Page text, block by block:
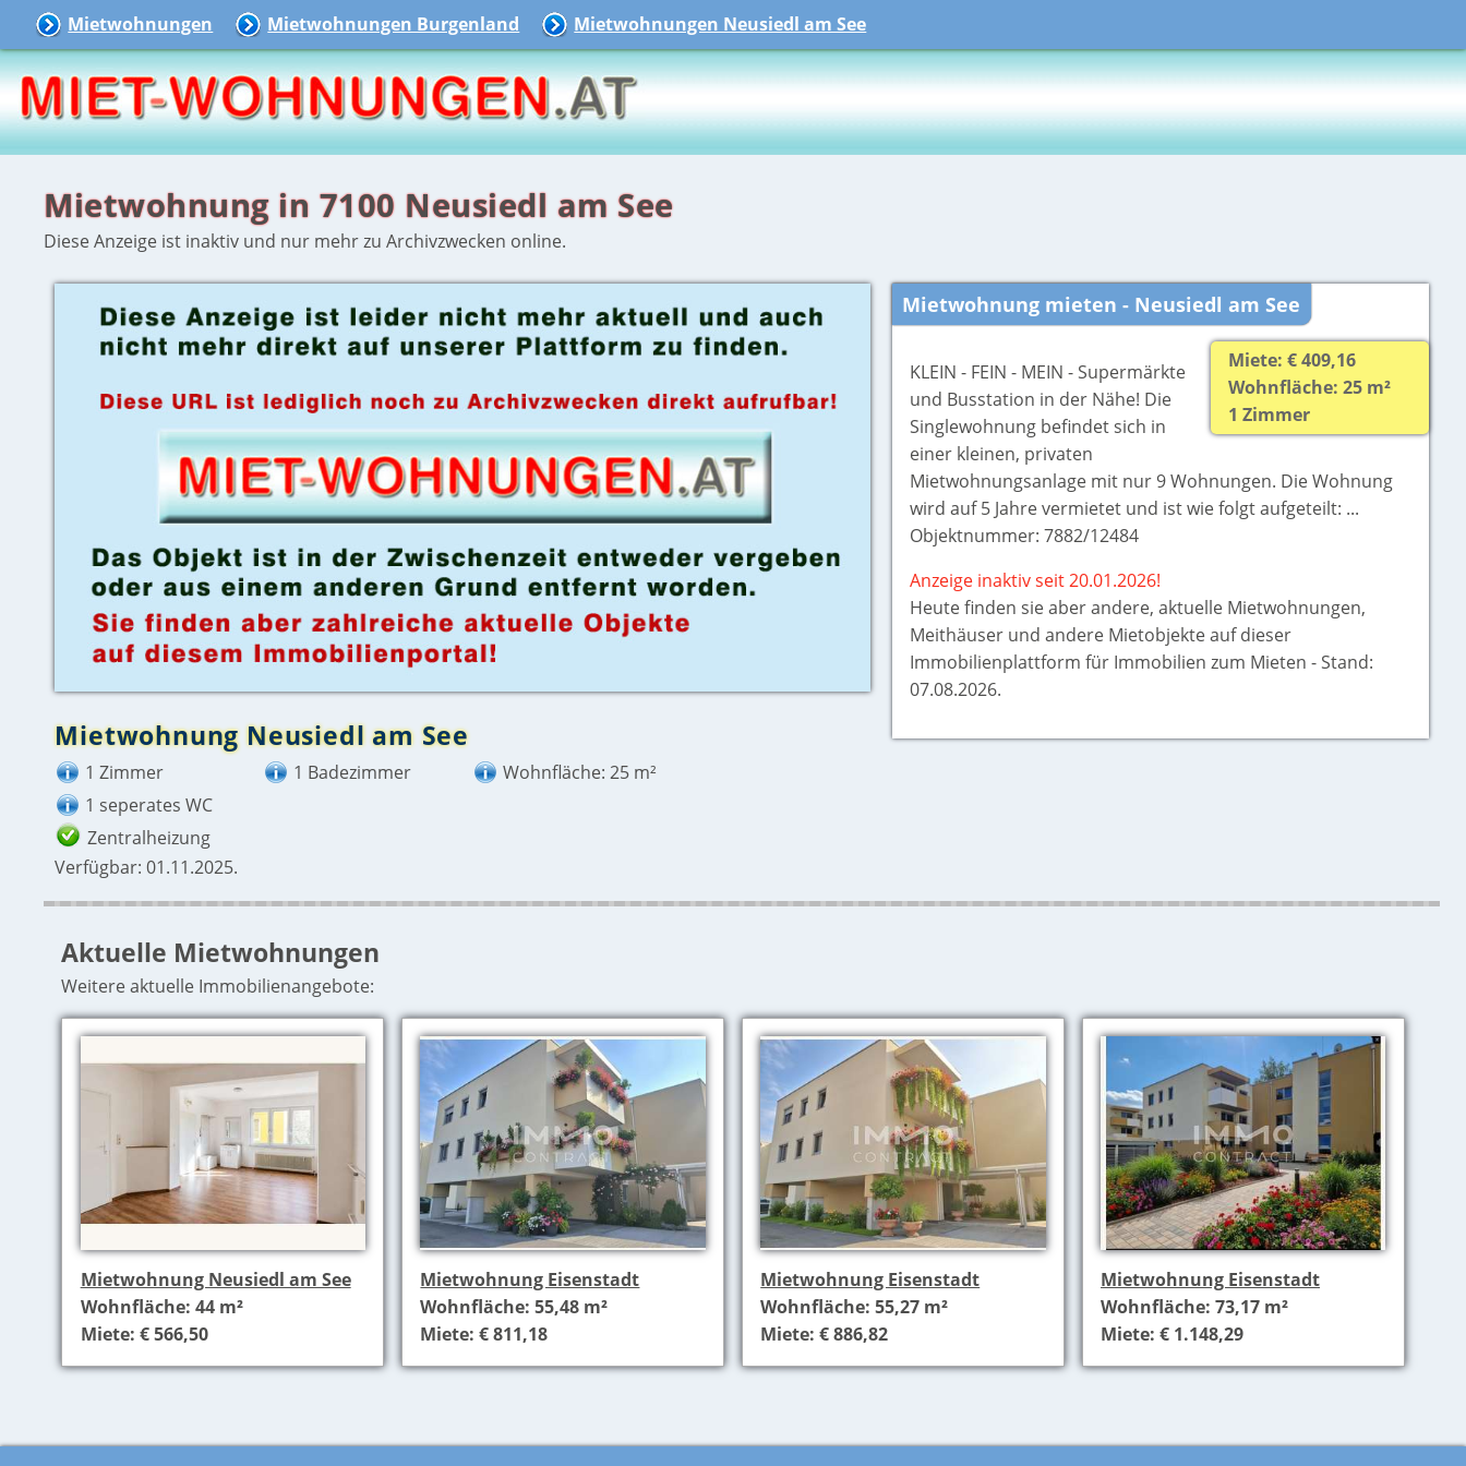
Mietwohnungen Mietwohnungen Burgenland Mietwohnungen Neusiedl am See
Mietwohnung in 7100 Neusiedl am See
Diese Anzeige ist inaktiv und nur mehr zu Archivzwecken online.
Mietwohnung Neusiedl am See
1 Zimmer 1 Badezimmer
Wohnfläche: 25 m²
1 seperates WC
Zentralheizung
Verfügbar: 01.11.2025.
Mietwohnung mieten - Neusiedl am See
Miete: € 409,16
Wohnfläche: 25 m²
1 Zimmer
KLEIN - FEIN - MEIN - Supermärkte
und Busstation in der Nähe! Die
Singlewohnung befindet sich in
einer kleinen, privaten
Mietwohnungsanlage mit nur 9 Wohnungen. Die Wohnung
wird auf 5 Jahre vermietet und ist wie folgt aufgeteilt: ...
Objektnummer: 7882/12484
Anzeige inaktiv seit 20.01.2026!
Heute finden sie aberandere, aktuelle Mietwohnungen,
Meithäuser und andere Mietobjekte auf dieser
Immobilienplattform für Immobilien zum Mieten - Stand:
07.08.2026.
Aktuelle Mietwohnungen
Weitere aktuelle Immobilienangebote:
Mietwohnung Neusiedl am See
Wohnfläche: 44 m²
Miete: € 566,50
Mietwohnung Eisenstadt
Wohnfläche: 55,48 m²
Miete: € 811,18
Mietwohnung Eisenstadt
Wohnfläche: 55,27 m²
Miete: € 886,82
Mietwohnung Eisenstadt
Wohnfläche: 73,17 m²
Miete: € 1.148,29